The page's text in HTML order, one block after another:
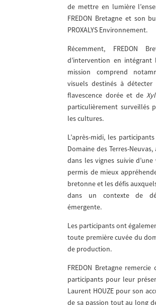
de mettre en lumière
FREDON Bretagne et son
PROXALYS Environnement.
Récemment, FREDON
d’intervention en
mission comprend
visuels destinés à
flavescence dorée et de
particulièrement surveillés
les cultures.
L’après-midi, les
Domaine des Terres-
dans les vignes suivie
permis de mieux
bretonne et les défis
dans un contexte de
émergente.
Les participants ont
toute première cuvée du
de production.
FREDON Bretagne
participants pour leur
Laurent HOUZE pour son
de sa passion tout au long